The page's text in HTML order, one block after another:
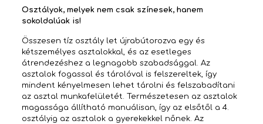
Osztályok, melyek nem csak színesek, hanem
sokoldalúak is!
Összesen tíz osztály let újrabútorozva egy és
kétszemélyes asztalokkal, és az esetleges
átrendezéshez a legnagobb szabadsággal. Az
asztalok fogassal és tárolóval is felszereltek, így
mindent kényelmesen lehet tárolni és felszabadítani
az asztal munkafelületét. Természetesen az asztalok
magassága állítható manuálisan, így az elsőtől a 4.
osztályig az asztalok a gyerekekkel nőnek. Az